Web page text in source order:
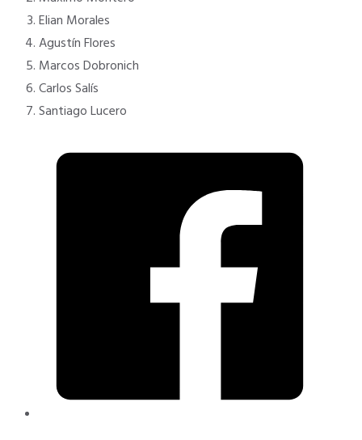
Elian Morales
Agustín Flores
Marcos Dobronich
Carlos Salís
Santiago Lucero